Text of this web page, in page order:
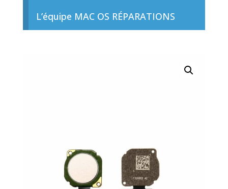
L’équipe MAC OS RÉPARATIONS